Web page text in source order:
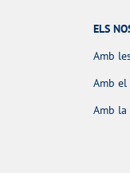
ELS
Amb
Amb
Amb